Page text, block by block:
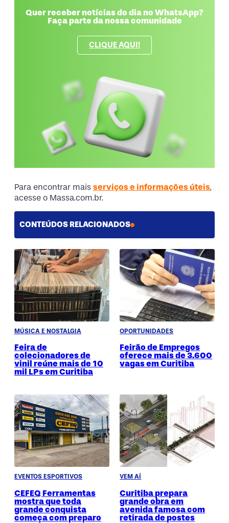
Quer receber notícias do dia no WhatsApp?
Faça parte da nossa comunidade
CLIQUE AQUI!
Para encontrar mais serviços e informações úteis,
acesse o Massa.com.br.
CONTEÚDOS RELACIONADOS
MÚSICA E NOSTALGIA
Feira de
colecionadores de
vinil reúne mais de 10
mil LPs em Curitiba
OPORTUNIDADES
Feirão de Empregos
oferece mais de 3.600
vagas em Curitiba
EVENTOS ESPORTIVOS
CEFEQ Ferramentas
mostra que toda
grande conquista
começa com preparo
VEM AÍ
Curitiba prepara
grande obra em
avenida famosa com
retirada de postes